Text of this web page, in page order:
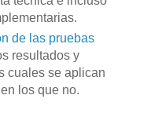
de las pruebas
resultados y
cuales se aplican
los que no.